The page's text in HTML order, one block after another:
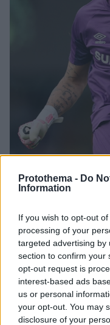
Protothema - Do
Information
If you wish to opt-out
processing of your
targeted advertising by
section to confirm your
opt-out request is
interest-based ads
us or personal
your opt-out. You may
disclosure of your
Παγκόσμιο Κύπελλο
Ο τερματοφύλακας
γηραιότερος
Κύπελλο Συλλόγων
μετά το άλλο
01.07.2025, 13:52 2